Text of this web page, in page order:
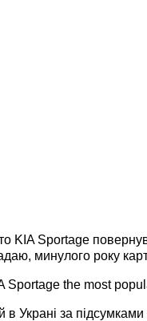
Sportage повернув
минулого року
Украні за